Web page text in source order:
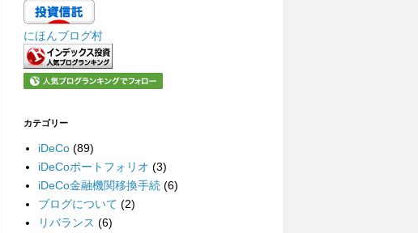
にほんブログ村
カテゴリー
iDeCo (89)
iDeCoポートフォリオ (3)
iDeCo金融機関移換手続 (6)
ブログについて (2)
リバランス (6)